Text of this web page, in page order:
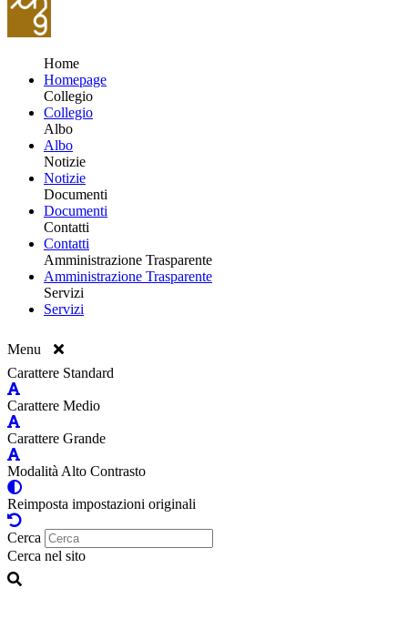
Home
Homepage
Collegio
Collegio
Albo
Albo
Notizie
Notizie
Documenti
Documenti
Contatti
Contatti
Amministrazione Trasparente
Amministrazione Trasparente
Servizi
Servizi
Menu
Carattere Standard
Carattere Medio
Carattere Grande
Modalità Alto Contrasto
Reimposta impostazioni originali
Cerca
Cerca nel sito